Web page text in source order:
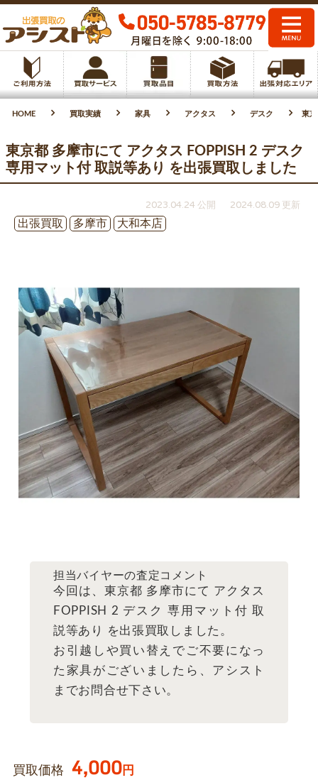
HOME 買取実績 家具 アクタス デスク 東
東京都 多摩市にて アクタス FOPPISH 2 デスク
専用マット付 取説等あり を出張買取しました
2023.04.24 公開
2024.08.09 更新
出張買取
多摩市 大和本店
担当バイヤーの査定コメント
今回は、東京都 多摩市にて アクタス
FOPPISH 2 デスク 専用マット付 取
説等あり を出張買取しました。
お引越しや買い替えでご不要になっ
た家具がございましたら、アシスト
までお問合せ下さい。
買取価格 4,000円